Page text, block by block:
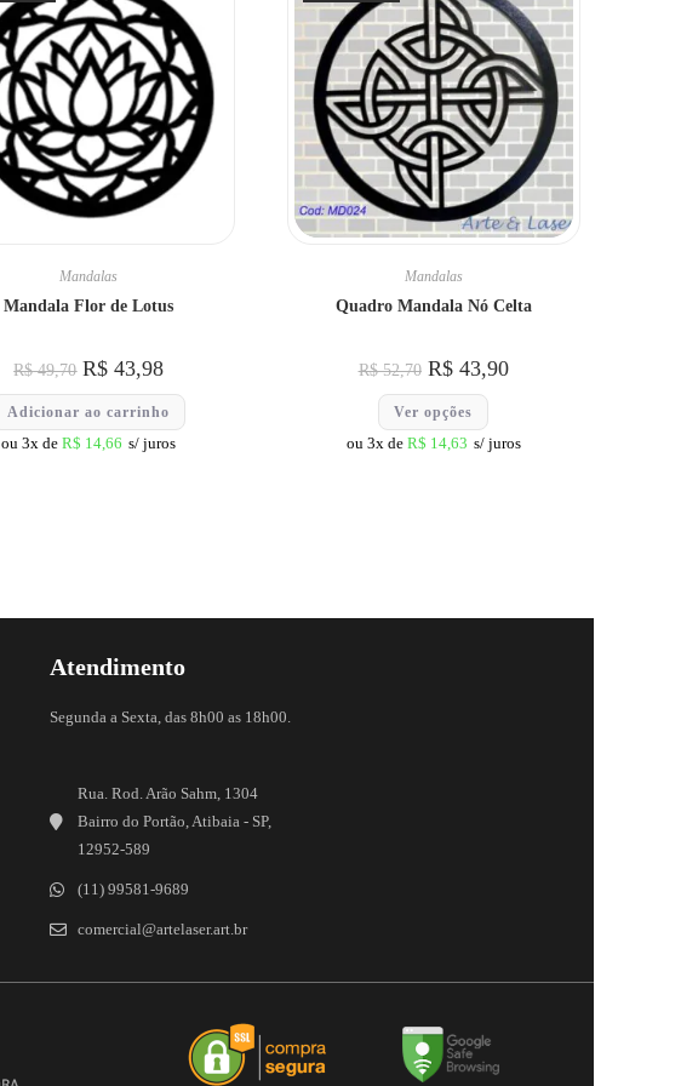
Mandalas
Mandala Flor de Lotus
R$49,70 R$ 43,98
Adicionar ao carrinho
ou 3x deR$ 14,66 s/ juros
Mandalas
Quadro Mandala Nó Celta
R$52,70 R$43,90
Ver opções
ou 3x de R$ 14,63 s/ juros
Atendimento
Segunda a Sexta, das 8h00 as 18h00.
Rua. Rod. Arão Sahm, 1304
Bairro do Portão, Atibaia - SP,
12952-589
(11) 99581-9689
comercial@artelaser.art.br